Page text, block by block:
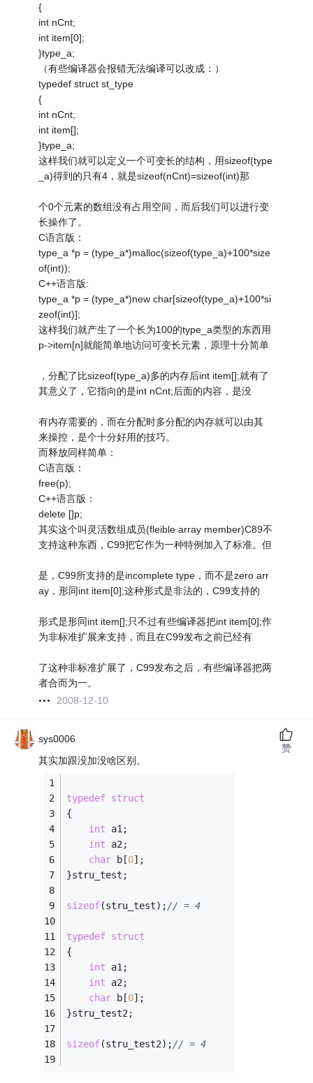
{
int nCnt;
int item[0];
}type_a;
（有些编译器会报错无法编译可以改成：）
typedef struct st_type
{
int nCnt;
int item[];
}type_a;
这样我们就可以定义一个可变长的结构，用sizeof(type
_a)得到的只有4，就是sizeof(nCnt)=sizeof(int)那
个0个元素的数组没有占用空间，而后我们可以进行变
长操作了。
C语言版：
type_a *p = (type_a*)malloc(sizeof(type_a)+100*size
of(int));
C++语言版:
type_a *p = (type_a*)new char[sizeof(type_a)+100*si
zeof(int)];
这样我们就产生了一个长为100的type_a类型的东西用
p->item[n]就能简单地访问可变长元素，原理十分简单
，分配了比sizeof(type_a)多的内存后int item[];就有了
其意义了，它指向的是int nCnt;后面的内容，是没
有内存需要的，而在分配时多分配的内存就可以由其
来操控，是个十分好用的技巧。
而释放同样简单：
C语言版：
free(p);
C++语言版：
delete []p;
其实这个叫灵活数组成员(fleible array member)C89不
支持这种东西，C99把它作为一种特例加入了标准。但
是，C99所支持的是incomplete type，而不是zero arr
ay，形同int item[0];这种形式是非法的，C99支持的
形式是形同int item[];只不过有些编译器把int item[0];作
为非标准扩展来支持，而且在C99发布之前已经有
了这种非标准扩展了，C99发布之后，有些编译器把两
者合而为一。
2008-12-10
sys0006
其实加跟没加没啥区别。
typedef struct
{
int a1;
int a2;
char b[0];
}stru_test;
sizeof(stru_test);// = 4
typedef struct
{
int a1;
int a2;
char b[0];
}stru_test2;
sizeof(stru_test2);// = 4
赞